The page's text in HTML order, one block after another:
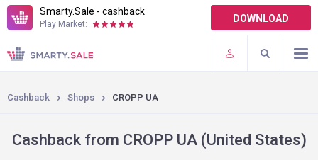
Smarty.Sale - cashback
Play Market: DOWNLOAD
TERMS OF USE
PLUGINS
Cashback Shops CROPP UA
Cashback from CROPP UA (United States)